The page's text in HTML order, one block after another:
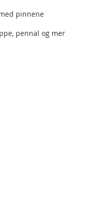
pinnene
pennal og mer